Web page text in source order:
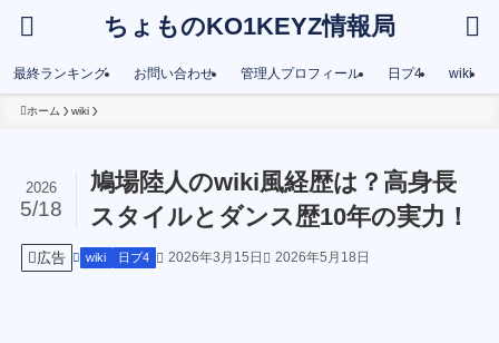
ちょものKO1KEYZ情報局
最終ランキング お問い合わせ 管理人プロフィール 日プ4 wiki
ホーム wiki
鳩場陸人のwiki風経歴は？高身長
スタイルとダンス歴10年の実力！
2026
5/18
広告 wiki 日プ4 2026年3月15日 2026年5月18日